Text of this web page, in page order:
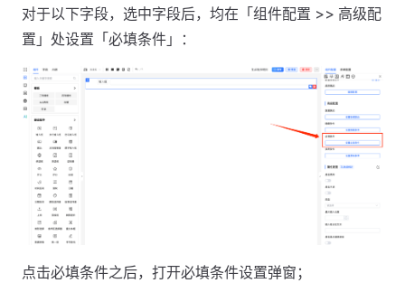
对于以下字段，选中字段后，均在「组件配置 >> 高级配
置」处设置「必填条件」：
点击必填条件之后，打开必填条件设置弹窗；